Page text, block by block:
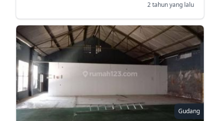
2 tahun yang lalu
Gudang